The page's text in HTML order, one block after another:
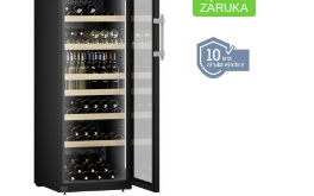
ZÁRUKA